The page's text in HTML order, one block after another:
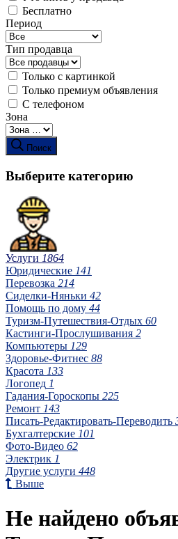
Бесплатно
Период
Тип продавца
Только с картинкой
Только премиум объявления
С телефоном
Зона
Поиск
Выберите категорию
Услуги 1864
Юридические 141
Перевозка 214
Сиделки-Няньки 42
Помощь по дому 44
Туризм-Путешествия-Отдых 60
Кастинги-Прослушивания 2
Компьютеры 129
Здоровье-Фитнес 88
Красота 133
Логопед 1
Гадания-Гороскопы 225
Ремонт 143
Писать-Редактировать-Переводить
Бухгалтерские 101
Фото-Видео 62
Электрик 1
Другие услуги 448
Выше
Не найдено